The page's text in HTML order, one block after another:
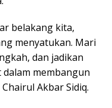
belakang kita,
menyatukan. Mari
dan jadikan
dalam membangun
Akbar Sidiq.